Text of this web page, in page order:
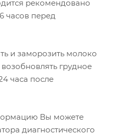
рекомендовано
часов перед
и заморозить молоко
грудное
часа после
Вы можете
диагностического